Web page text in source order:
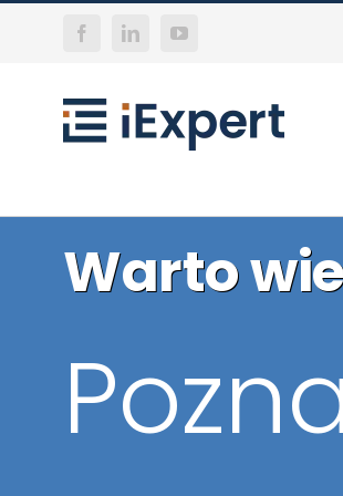
Skip
Facebook
LinkedInYouTube
Warto